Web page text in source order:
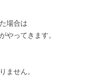
場合は
やってきます。
ません。